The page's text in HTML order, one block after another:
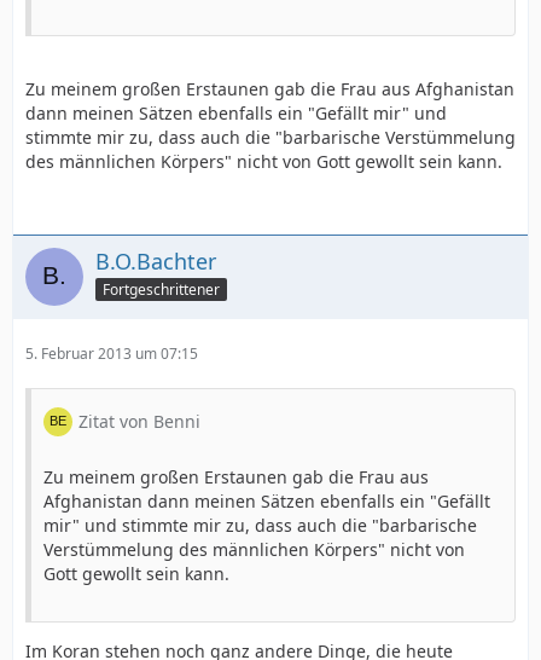
Zu meinem großen Erstaunen gab die Frau aus Afghanistan
dann meinen Sätzen ebenfalls ein "Gefällt mir" und
stimmte mir zu, dass auch die "barbarische Verstümmelung
des männlichen Körpers" nicht von Gott gewollt sein kann.
B.O.Bachter
Fortgeschrittener
5. Februar 2013 um 07:15
Zitat von Benni
Zu meinem großen Erstaunen gab die Frau aus
Afghanistan dann meinen Sätzen ebenfalls ein "Gefällt
mir" und stimmte mir zu, dass auch die "barbarische
Verstümmelung des männlichen Körpers" nicht von
Gott gewollt sein kann.
Im Koran stehen noch ganz andere Dinge, die heute